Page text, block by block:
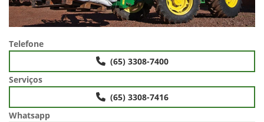
Telefone
(65) 3308-7400
Serviços
(65) 3308-7416
Whatsapp